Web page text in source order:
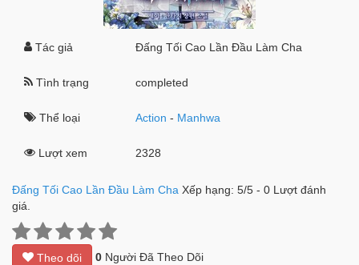
Tác giả Đấng Tối Cao Lần Đầu Làm Cha
Tình trạng completed
Thể loại Action - Manhwa
Lượt xem 2328
Đấng Tối Cao Lần Đầu Làm Cha Xếp hạng: 5/5 - 0 Lượt đánh
giá.
Theo dõi 0 Người Đã Theo Dõi